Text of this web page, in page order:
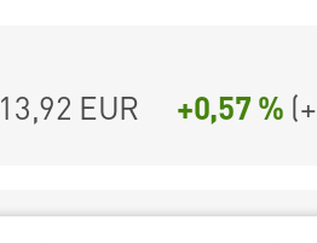
EUR +0,57 % (